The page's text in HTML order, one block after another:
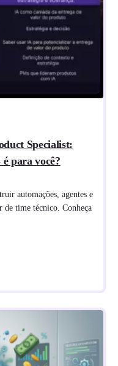
Specialist:
para você?
automações, agentes e
de time técnico. Conheça